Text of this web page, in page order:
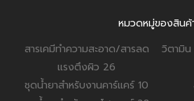
หมวดหมู่ของสินค้
สารเคมีทำความสะอาด/สารลด
แรงตึงผิว 26
ชุดน้ำยาสำหรับงานคาร์แคร์ 10
วิตามิน